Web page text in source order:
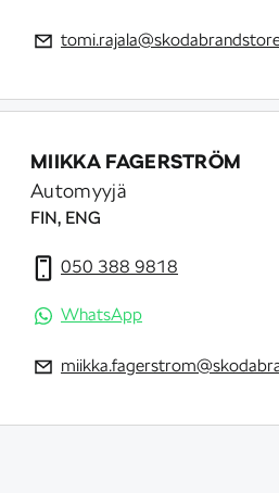
MIIKKA FAGERSTRÖM
Automyyjä
FIN, ENG
050 388 9818
WhatsApp